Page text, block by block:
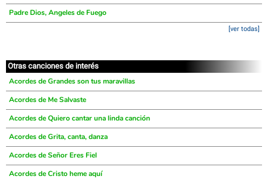
Padre Dios, Angeles de Fuego
[ver todas]
Otras canciones de interés
Acordes de Grandes son tus maravillas
Acordes de Me Salvaste
Acordes de Quiero cantar una linda canción
Acordes de Grita, canta, danza
Acordes de Señor Eres Fiel
Acordes de Cristo heme aquí